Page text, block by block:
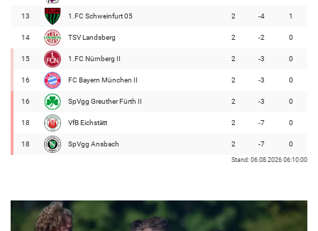
13 1.FC Schweinfurt 05 2 -4 1
14 TSV Landsberg 2 -2 0
15 1.FC Nürnberg II 2 -3 0
16 FC Bayern München II 2 -3 0
16 SpVgg Greuther Fürth II 2 -3 0
18 VfB Eichstätt 2 -7 0
18 SpVgg Ansbach 2 -7 0
Stand: 06.08.2026 06:10:00